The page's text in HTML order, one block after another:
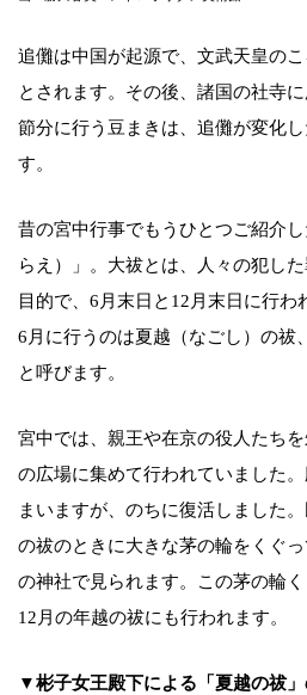
追儺は中国が起源で、文武天皇の
とされます。その後、諸国の社寺に
節分に行う豆まきは、追儺が変化
す。
昔の宮中行事でもうひとつご紹介
らえ）」。大祓とは、人々の犯し
目的で、6月末日と12月末日に行わ
6月に行うのは夏越（なごし）の祓
と呼びます。
宮中では、親王や在京の役人たち
の広場に集めて行われていました
まいますが、のちに復活しました
の祓のときに大きな茅の輪をくぐ
の神社で見られます。この茅の輪
12月の年越の祓にも行われます。
▼彬子女王殿下による「夏越の祓